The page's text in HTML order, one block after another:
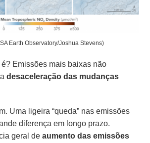
Earth Observatory/Joshua Stevens)
é? Emissões mais baixas não
desaceleração das mudanças
Uma ligeira “queda” nas emissões
diferença em longo prazo.
geral deaumento das emissões